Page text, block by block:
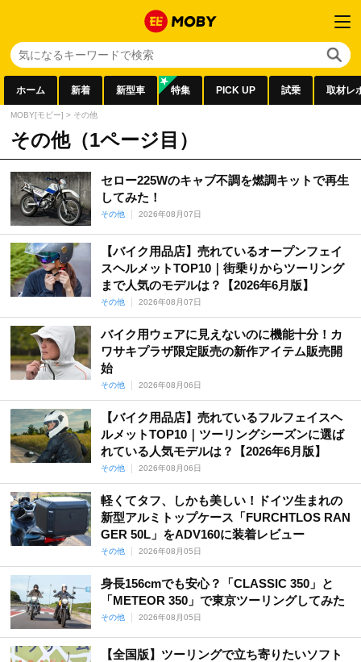
ホーム 新着 新型車 特集 PICK UP 試乗 取材レ
MOBY[モビー] > その他
その他（1ページ目）
セロー225Wのキャブ不調を燃調キットで再生
してみた！
その他 2026年08月07日
【バイク用品店】売れているオープンフェイ
スヘルメットTOP10｜街乗りからツーリング
まで人気のモデルは？【2026年6月版】
その他 2026年08月07日
バイク用ウェアに見えないのに機能十分！カ
ワサキプラザ限定販売の新作アイテム販売開
始
その他 2026年08月06日
【バイク用品店】売れているフルフェイスヘ
ルメットTOP10｜ツーリングシーズンに選ば
れている人気モデルは？【2026年6月版】
その他 2026年08月06日
軽くてタフ、しかも美しい！ドイツ生まれの
新型アルミトップケース「FURCHTLOS RAN
GER 50L」をADV160に装着レビュー
その他 2026年08月05日
身長156cmでも安心？「CLASSIC 350」と
「METEOR 350」で東京ツーリングしてみた
その他 2026年08月05日
【全国版】ツーリングで立ち寄りたいソフト